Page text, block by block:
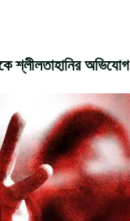
শ্লীলতাহানির অভিযোগ